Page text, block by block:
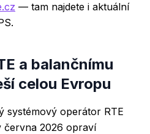
— tam najdete i aktuální
a balančnímu
celou Evropu
systémový operátor RTE
června 2026 opraví